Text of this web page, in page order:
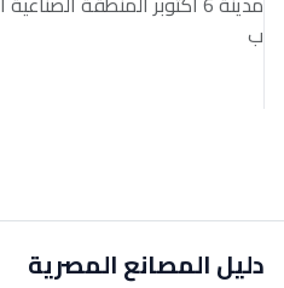
ب
دليل المصانع المصرية